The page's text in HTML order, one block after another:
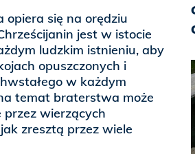
opiera się na orędziu
jest w istocie
ludzkim istnieniu, aby
opuszczonych i
w każdym
temat braterstwa może
przez wierzących
zresztą przez wiele